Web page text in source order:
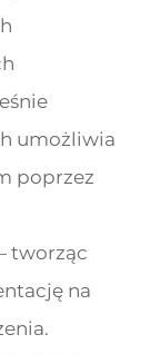
umożliwia
poprzez
tworząc
na